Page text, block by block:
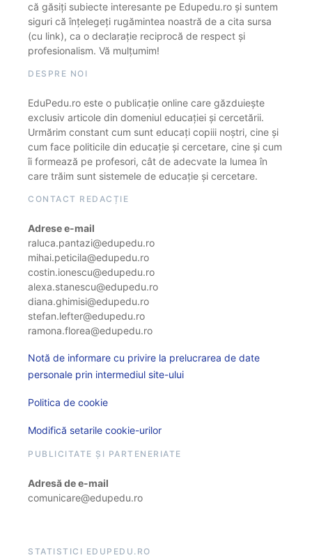
că găsiți subiecte interesante pe Edupedu.ro și suntem
siguri că înțelegeți rugămintea noastră de a cita sursa
(cu link), ca o declarație reciprocă de respect și
profesionalism. Vă mulțumim!
DESPRE NOI
EduPedu.ro este o publicație online care găzduiește
exclusiv articole din domeniul educației și cercetării.
Urmărim constant cum sunt educați copiii noștri, cine și
cum face politicile din educație și cercetare, cine și cum
îi formează pe profesori, cât de adecvate la lumea în
care trăim sunt sistemele de educație și cercetare.
CONTACT REDACȚIE
Adrese e-mail
raluca.pantazi@edupedu.ro
mihai.peticila@edupedu.ro
costin.ionescu@edupedu.ro
alexa.stanescu@edupedu.ro
diana.ghimisi@edupedu.ro
stefan.lefter@edupedu.ro
ramona.florea@edupedu.ro
Notă de informare cu privire la prelucrarea de date
personale prin intermediul site-ului
Politica de cookie
Modifică setarile cookie-urilor
PUBLICITATE ȘI PARTENERIATE
Adresă de e-mail
comunicare@edupedu.ro
STATISTICI EDUPEDU.RO